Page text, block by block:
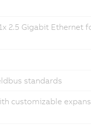
2.5 Gigabit Ethernet
standards
customizable